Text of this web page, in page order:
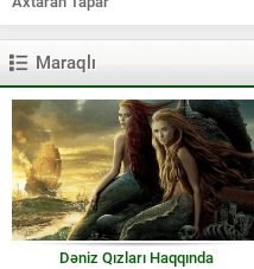
Maraqlı
Dəniz Qızları Haqqında